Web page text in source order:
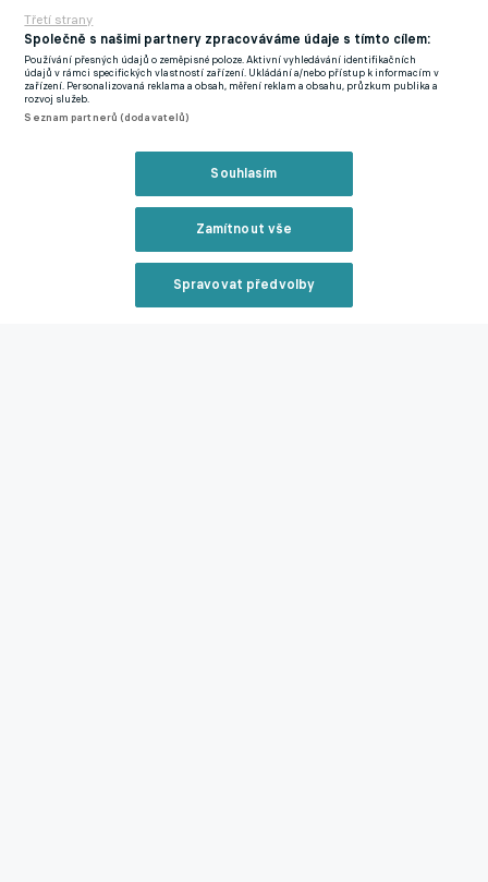
předpokládat, že jsou technicky velmi nadaní. Nutno
podotknout, že to není úplně Vergarův případ. Zejména první
dotek s míčem, když na něj dotírá zezadu obránce, je prakticky
pokaždé nepřesný. Díky nižší intenzitě pohybu soupeřových
by mu ale takovéto chyby neprošly.
začátky Muhameda Tijaniho v Baníku Ostrava, určitě by mu ho
Ani samotná technika přihrávek není jeho největší zbraní,
dokáže ale relativně udržet jejich standard oběma nohama.
Zároveň jde i přes nízkou intenzitu hry v tamní lize vidět, že se
Třetí strany
Společně s našimi partnery zpracováváme údaje s tímto cílem:
Používání přesných údajů o zeměpisné poloze. Aktivní vyhledávání identifikačních
údajů v rámci specifických vlastností zařízení. Ukládání a/nebo přístup k informacím v
zařízení. Personalizovaná reklama a obsah, měření reklam a obsahu, průzkum publika a
rozvoj služeb.
Seznam partnerů (dodavatelů)
Souhlasím
Zamítnout vše
Spravovat předvolby